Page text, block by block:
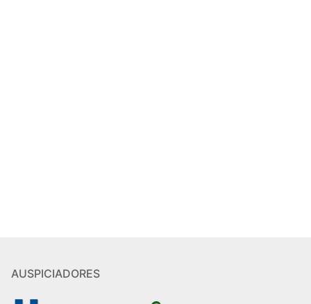
AUSPICIADORES